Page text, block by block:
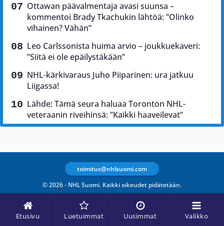
Etusivu Luetuimmat Uusimmat Valikko
Ottawan päävalmentaja avasi suunsa –
kommentoi Brady Tkachukin lähtöä: ”Olinko
vihainen? Vähän”
Leo Carlssonista huima arvio – joukkuekaveri:
”Siitä ei ole epäilystäkään”
NHL-kärkivaraus Juho Piiparinen: ura jatkuu
Liigassa!
Lähde: Tämä seura haluaa Toronton NHL-
veteraanin riveihinsä: ”Kaikki haaveilevat”
© 2026 - NHL Suomi. Kaikki oikeudet pidätetään.
toimitus@nhlsuomi.com